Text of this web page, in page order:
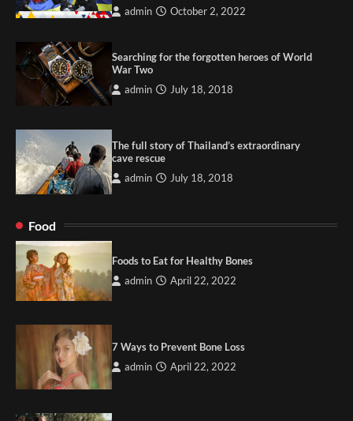
admin October 2, 2022
Searching for the forgotten heroes of World
War Two
admin July 18, 2018
The full story of Thailand’s extraordinary
cave rescue
admin July 18, 2018
Food
Foods to Eat for Healthy Bones
admin April 22, 2022
7 Ways to Prevent Bone Loss
admin April 22, 2022